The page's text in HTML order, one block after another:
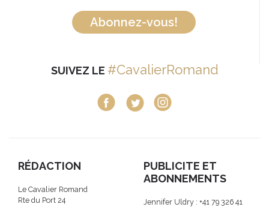
Abonnez-vous!
SUIVEZ LE #CavalierRomand
RÉDACTION
Le Cavalier Romand
Rte du Port 24
PUBLICITE ET
ABONNEMENTS
Jennifer Uldry : +41 79 326 41